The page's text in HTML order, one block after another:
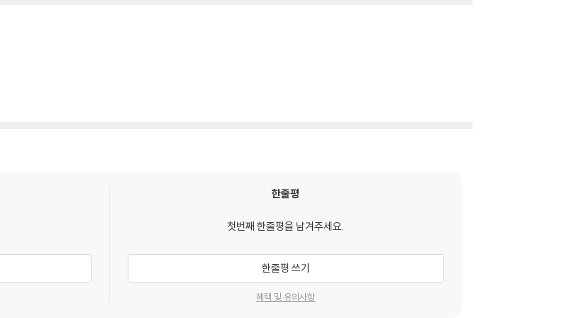
한줄평
첫번째 한줄평을 남겨주세요.
한줄평 쓰기
혜택 및 유의사항